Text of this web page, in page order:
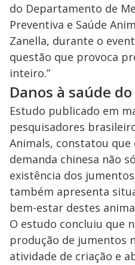
do Departamento de
Preventiva e Saúde
Zanella, durante o
questão que provoca
inteiro.”
Danos à saúde
Estudo publicado em
pesquisadores
Animals, constatou
demanda chinesa não
existência dos
também apresenta
bem-estar destes
O estudo concluiu que
produção de jumentos
atividade de criação e